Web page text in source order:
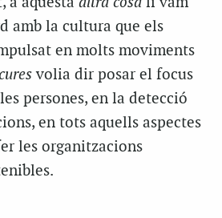
amb la cultura que els
en molts moviments
volia dir posar el focus
persones, en la detecció
en tots aquells aspectes
les organitzacions